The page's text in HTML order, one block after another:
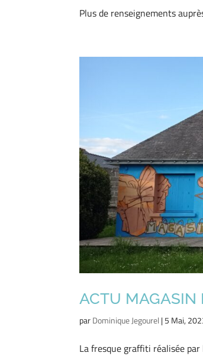
Plus de renseignements
ACTU MAGASIN
parDominique Jegourel |5 Mai,
La fresque graffiti réalisée